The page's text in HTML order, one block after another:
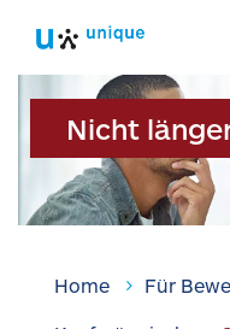
Nicht
Home Für